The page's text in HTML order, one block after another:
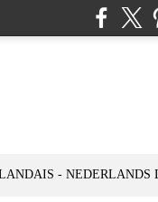
- NEDERLANDS